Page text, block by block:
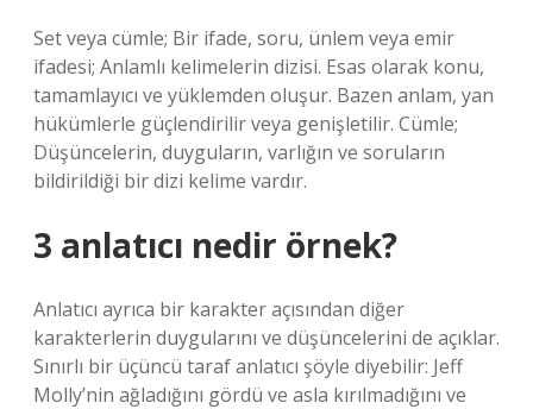
Set veya cümle; Bir ifade, soru, ünlem veya emir
ifadesi; Anlamlı kelimelerin dizisi. Esas olarak konu,
tamamlayıcı ve yüklemden oluşur. Bazen anlam, yan
hükümlerle güçlendirilir veya genişletilir. Cümle;
Düşüncelerin, duyguların, varlığın ve soruların
bildirildiği bir dizi kelime vardır.
3 anlatıcı nedir örnek?
Anlatıcı ayrıca bir karakter açısından diğer
karakterlerin duygularını ve düşüncelerini de açıklar.
Sınırlı bir üçüncü taraf anlatıcı şöyle diyebilir: Jeff
Molly’nin ağladığını gördü ve asla kırılmadığını ve